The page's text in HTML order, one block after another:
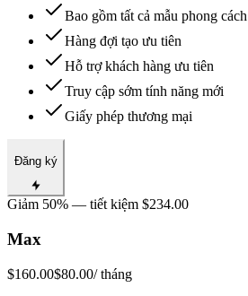
Bao gồm tất cả mẫu phong cách
Hàng đợi tạo ưu tiên
Hỗ trợ khách hàng ưu tiên
Truy cập sớm tính năng mới
Giấy phép thương mại
Đăng ký
Giảm 50% — tiết kiệm $234.00
Max
$160.00$80.00/ tháng